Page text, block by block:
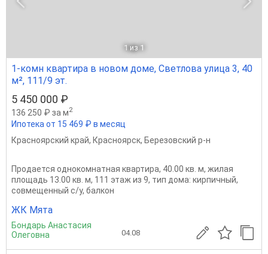
1 из 1
1-комн квартира в новом доме, Светлова улица 3, 40
м², 111/9 эт.
5 450 000 ₽
136 250 ₽ за м2
Ипотека от 15 469 ₽ в месяц
Красноярский край, Красноярск, Березовский р-н
Продается однокомнатная квартира, 40.00 кв. м, жилая
площадь 13.00 кв. м, 111 этаж из 9, тип дома: кирпичный,
совмещенный с/у, балкон
ЖК Мята
Бондарь Анастасия
Олеговна
04.08